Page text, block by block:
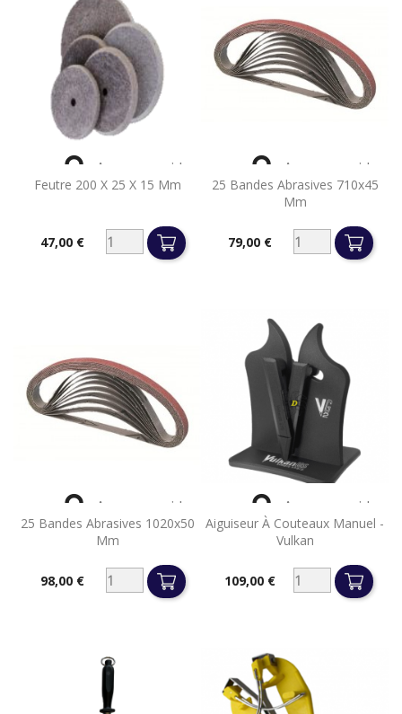
Feutre 200 X 25 X 15 Mm
Prix47,00 €
 Aperçu rapide
25 Bandes Abrasives 710x45
Mm
79,00 €
 Aperçu rapide
25 Bandes Abrasives 1020x50
Mm
Prix98,00 €
 Aperçu rapide
Aiguiseur À Couteaux Manuel -
Vulkan
Prix109,00 €
 Aperçu rapide